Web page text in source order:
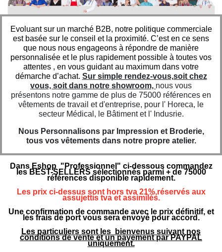
Evoluant sur un marché B2B, notre politique commerciale
est basée sur le conseil et la proximité. C’est en ce sens
que nous nous engageons à répondre de manière
personnalisée et le plus rapidement possible à toutes vos
attentes , en vous guidant au maximum dans votre
démarche d’achat. Sur simple rendez-vous,soit chez
vous, soit dans notre showroom, nous vous
présentons notre gamme de plus de 75000 références en
vêtements de travail et d'entreprise, pour l' Horeca, le
secteur Médical, le Bâtiment et l' Indusrie.
Nous Personnalisons par Impression et Broderie,
tous vos vêtements dans notre propre atelier.
Dans Eshop "Professionnel" ci-dessous commandez
les BEST-SELLERS sélectionnés parmi + de 75000
références disponible rapidement.
Les prix ci-dessus sont hors tva 21%,réservés aux
assujettis tva et assimilés.
Une confirmation de commande avec le prix définitif, et
les frais de port vous sera envoyé pour accord.
Les particuliers sont les bienvenus suivant nos
conditions de vente et un payement par PAYPAL
uniquement.